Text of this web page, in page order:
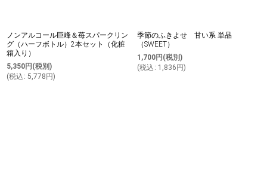
ノンアルコール巨峰＆苺スパークリン
グ（ハーフボトル）2本セット（化粧
箱入り）
5,350円 (税別)
(税込 : 5,778 円)
季節のふきよせ 甘い系 単品
（SWEET）
1,700円 (税別)
(税込 : 1,836 円)